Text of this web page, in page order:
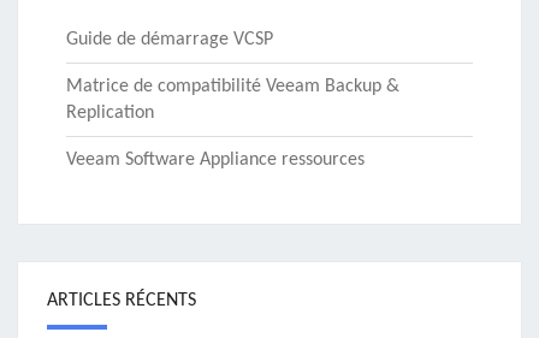
Guide de démarrage VCSP
Matrice de compatibilité Veeam Backup &
Replication
Veeam Software Appliance ressources
ARTICLES RÉCENTS